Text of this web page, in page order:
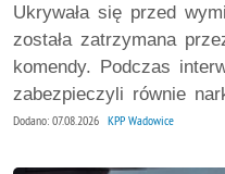
Ukrywała się przed
została zatrzymana
komendy. Podczas
zabezpieczyli równie
Dodano: 07.08.2026 KPP Wadowice